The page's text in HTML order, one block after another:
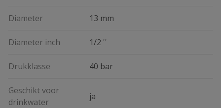
Diameter 13 mm
Diameter inch 1/2 ''
Drukklasse 40 bar
Geschikt voor
drinkwater
ja